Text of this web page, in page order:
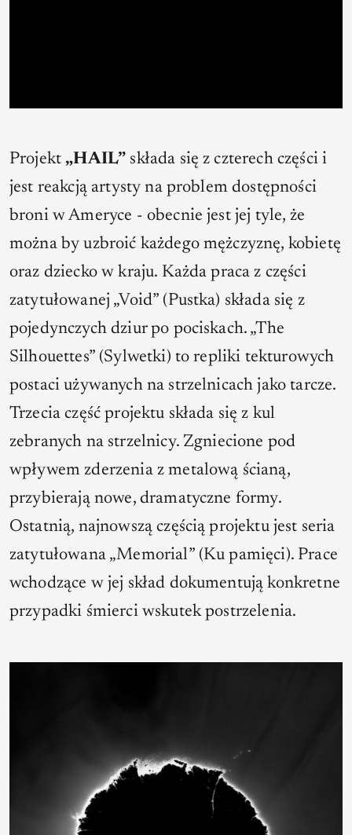
Projekt „HAIL” składa się z czterech części i
jest reakcją artysty na problem dostępności
broni w Ameryce - obecnie jest jej tyle, że
można by uzbroić każdego mężczyznę, kobietę
oraz dziecko w kraju. Każda praca z części
zatytułowanej „Void” (Pustka) składa się z
pojedynczych dziur po pociskach. „The
Silhouettes” (Sylwetki) to repliki tekturowych
postaci używanych na strzelnicach jako tarcze.
Trzecia część projektu składa się z kul
zebranych na strzelnicy. Zgniecione pod
wpływem zderzenia z metalową ścianą,
przybierają nowe, dramatyczne formy.
Ostatnią, najnowszą częścią projektu jest seria
zatytułowana „Memorial” (Ku pamięci). Prace
wchodzące w jej skład dokumentują konkretne
przypadki śmierci wskutek postrzelenia.